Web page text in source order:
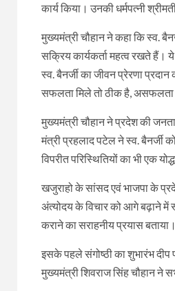
कार्य किया। उनकी धर्मपत्नी
मुख्यमंत्री चौहान ने कहा कि स्व.
सक्रिय कार्यकर्ता महत्व रखते हैं।
स्व. बैनर्जी का जीवन प्रेरणा
सफलता मिले तो ठीक है, असफलता पर
मुख्यमंत्री चौहान ने प्रदेश की
मंत्री प्रहलाद पटेल ने स्‍व. बैनर्जी
विपरीत परिस्थितियों का भी एक
खजुराहो के सांसद एवं भाजपा के
अंत्‍योदय के विचार को आगे बढ़ाने में
कराने का सराहनीय प्रयास
इसके पहले संगोष्‍ठी का शुभारंभ
मुख्‍यमंत्री शिवराज सिंह चौहान ने